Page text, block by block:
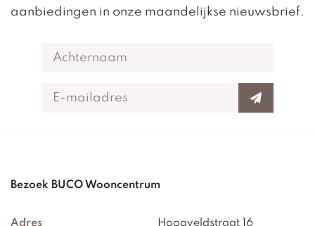
aanbiedingen in onze maandelijkse nieuwsbrief.
Bezoek BUCO Wooncentrum
Adres Hoogveldstraat 16